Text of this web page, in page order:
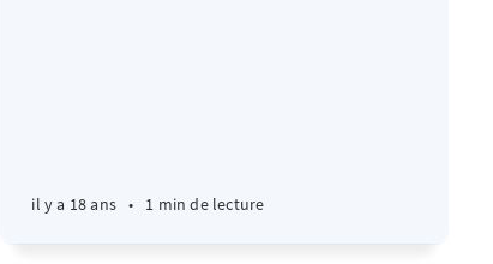
il y a 18 ans • 1 min de lecture